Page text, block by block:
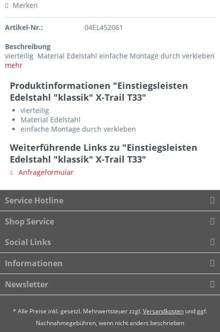
Merken
Artikel-Nr.: 04EL452061
Beschreibung
vierteilig Material Edelstahl einfache Montage durch verkleben
mehr
Produktinformationen "Einstiegsleisten
Edelstahl "klassik" X-Trail T33"
vierteilig
Material Edelstahl
einfache Montage durch verkleben
Weiterführende Links zu "Einstiegsleisten
Edelstahl "klassik" X-Trail T33"
Anfrageformular
Service Hotline
Shop Service
Social Links
Informationen
Newsletter
* Alle Preise inkl. gesetzl. Mehrwertsteuer zzgl.Versandkosten und ggf.
Nachnahmegebühren, wenn nicht anders beschrieben